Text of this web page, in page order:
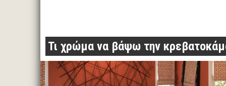
Τι χρώμα να βάψω την